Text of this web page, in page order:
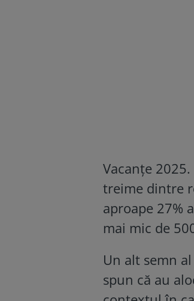
Vacanţe
treime dintre
aproape 27%
mai mic de
Un alt semn
spun că au